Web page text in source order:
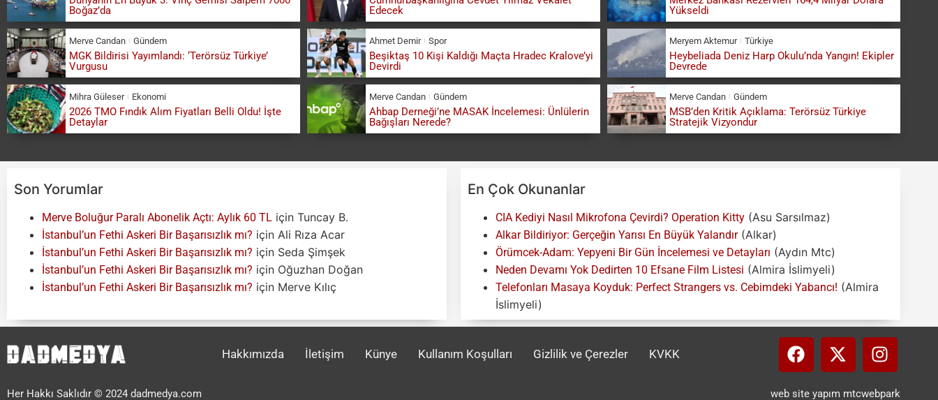
Boğaz’da
Edecek
Yükseldi
Merve Candan Gündem
MGK Bildirisi Yayımlandı: ‘Terörsüz Türkiye’
Vurgusu
Ahmet Demir Spor
Beşiktaş 10 Kişi Kaldığı Maçta Hradec Kralove’yi
Devirdi
Meryem Aktemur Türkiye
Heybeliada Deniz Harp Okulu’nda Yangın! Ekipler
Devrede
Mihra Güleser Ekonomi
2026 TMO Fındık Alım Fiyatları Belli Oldu! İşte
Detaylar
Merve Candan Gündem
Ahbap Derneği’ne MASAK İncelemesi: Ünlülerin
Bağışları Nerede?
Merve Candan Gündem
MSB’den Kritik Açıklama: Terörsüz Türkiye
Stratejik Vizyondur
Son Yorumlar
Merve Boluğur Paralı Abonelik Açtı: Aylık 60 TL için Tuncay B.
İstanbul’un Fethi Askeri Bir Başarısızlık mı? için Ali Rıza Acar
İstanbul’un Fethi Askeri Bir Başarısızlık mı? için Seda Şimşek
İstanbul’un Fethi Askeri Bir Başarısızlık mı? için Oğuzhan Doğan
İstanbul’un Fethi Askeri Bir Başarısızlık mı? için Merve Kılıç
En Çok Okunanlar
CIA Kediyi Nasıl Mikrofona Çevirdi? Operation Kitty (Asu Sarsılmaz)
Alkar Bildiriyor: Gerçeğin Yarısı En Büyük Yalandır (Alkar)
Örümcek-Adam: Yepyeni Bir Gün İncelemesi ve Detayları (Aydın Mtc)
Neden Devamı Yok Dedirten 10 Efsane Film Listesi (Almira İslimyeli)
Telefonları Masaya Koyduk: Perfect Strangers vs. Cebimdeki Yabancı! (Almira
İslimyeli)
Hakkımızda İletişim Künye Kullanım Koşulları Gizlilik ve Çerezler KVKK
Her Hakkı Saklıdır © 2024 dadmedya.com web site yapım mtcwebpark